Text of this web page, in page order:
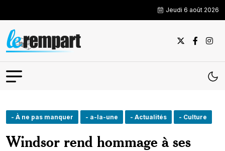
Jeudi 6 août 2026
- À ne pas manquer - a-la-une - Actualités - Culture
Windsor rend hommage à ses